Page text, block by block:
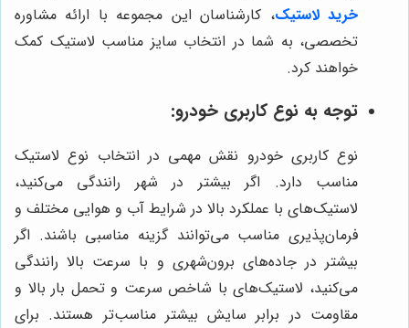
خرید لاستیک، کارشناسان این مجموعه با ارائه مشاوره
تخصصی، به شما در انتخاب سایز مناسب لاستیک کمک
خواهند کرد.
توجه به نوع کاربری خودرو:
نوع کاربری خودرو نقش مهمی در انتخاب نوع لاستیک
مناسب دارد. اگر بیشتر در شهر رانندگی می‌کنید،
لاستیک‌های با عملکرد بالا در شرایط آب و هوایی مختلف و
فرمان‌پذیری مناسب می‌توانند گزینه مناسبی باشند. اگر
بیشتر در جاده‌های برون‌شهری و با سرعت بالا رانندگی
می‌کنید، لاستیک‌های با شاخص سرعت و تحمل بار بالا و
مقاومت در برابر سایش بیشتر مناسب‌تر هستند. برای